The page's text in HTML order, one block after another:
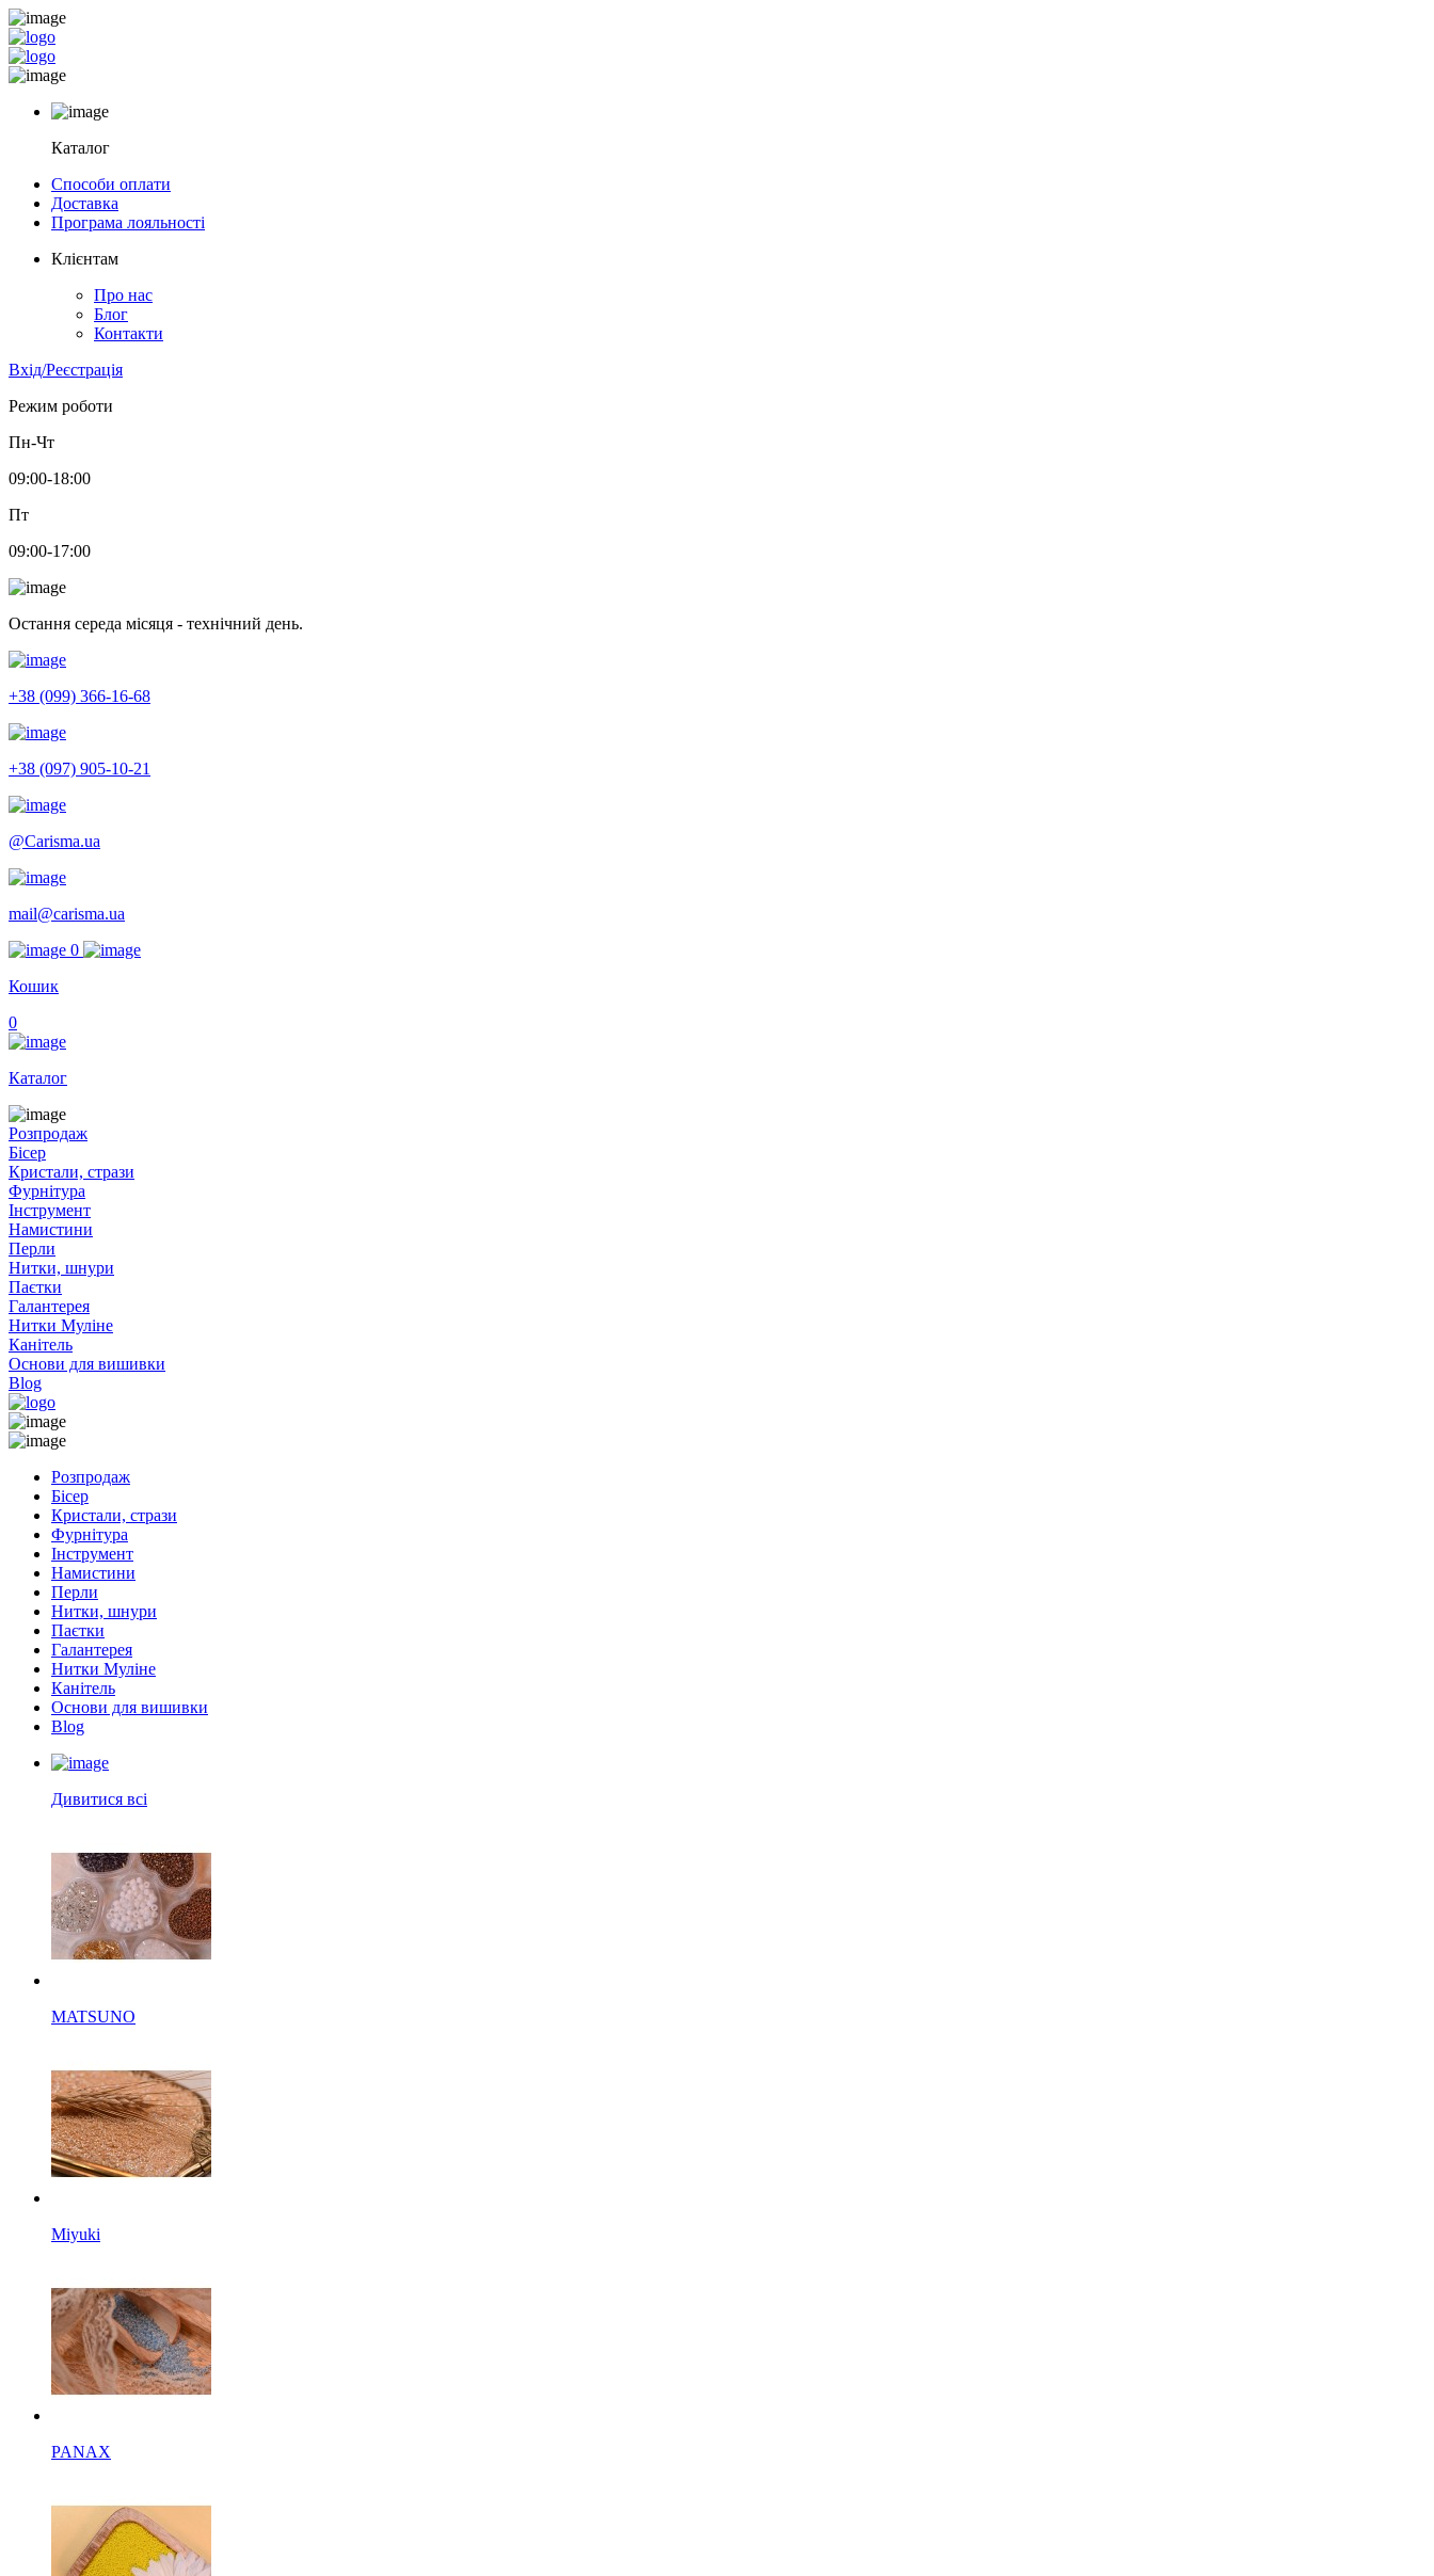
Каталог
Способи оплати
Доставка
Програма лояльності
Клієнтам
Про нас
Блог
Контакти
Вхід/Реєстрація
Режим роботи
Пн-Чт
09:00-18:00
Пт
09:00-17:00
Остання середа місяця - технічний день.
+38 (099) 366-16-68
+38 (097) 905-10-21
@Carisma.ua
mail@carisma.ua
0
Кошик
0
Каталог
Розпродаж
Бісер
Кристали, стрази
Фурнітура
Інструмент
Намистини
Перли
Нитки, шнури
Паєтки
Галантерея
Нитки Муліне
Канітель
Основи для вишивки
Blog
Розпродаж
Бісер
Кристали, стрази
Фурнітура
Інструмент
Намистини
Перли
Нитки, шнури
Паєтки
Галантерея
Нитки Муліне
Канітель
Основи для вишивки
Blog
Дивитися всі
MATSUNO
Miyuki
PANAX